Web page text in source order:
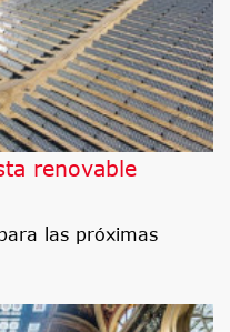
renovable
las próximas